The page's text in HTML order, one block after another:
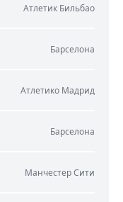
Атлетик Бильбао
Барселона
Атлетико Мадрид
Барселона
Манчестер Сити